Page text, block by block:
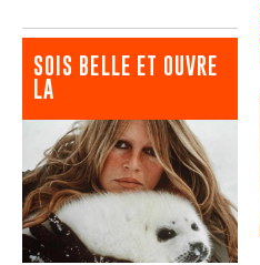
SOIS BELLE ET OUVRE
LA